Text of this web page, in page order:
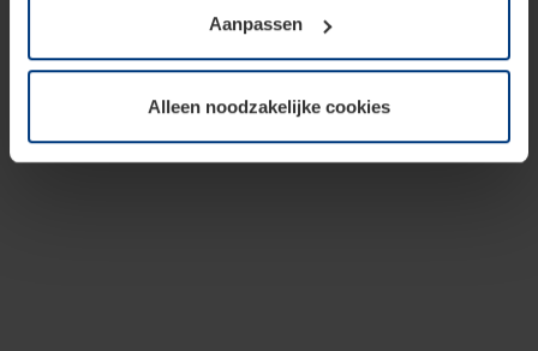
soorten cookies is uw toestemming benodigd. Uw
toestemming kunt u op elk moment bij de uitleg van de
wijzigen of herroepen.
Aanpassen
Alleen noodzakelijke cookies